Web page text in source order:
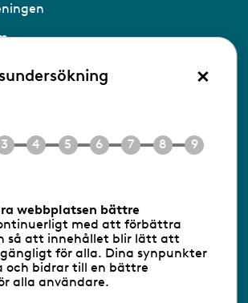
RSS
www.gbf.se-
×
webbplatsen bättre
med att förbättra
så att innehållet blir lätt att
för alla. Dina synpunkter
och bidrar till en bättre
alla användare.